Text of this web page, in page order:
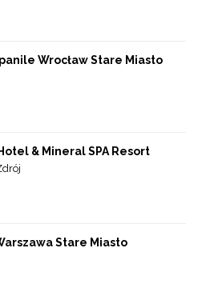
Wrocław Stare Miasto
& Mineral SPA Resort
Stare Miasto